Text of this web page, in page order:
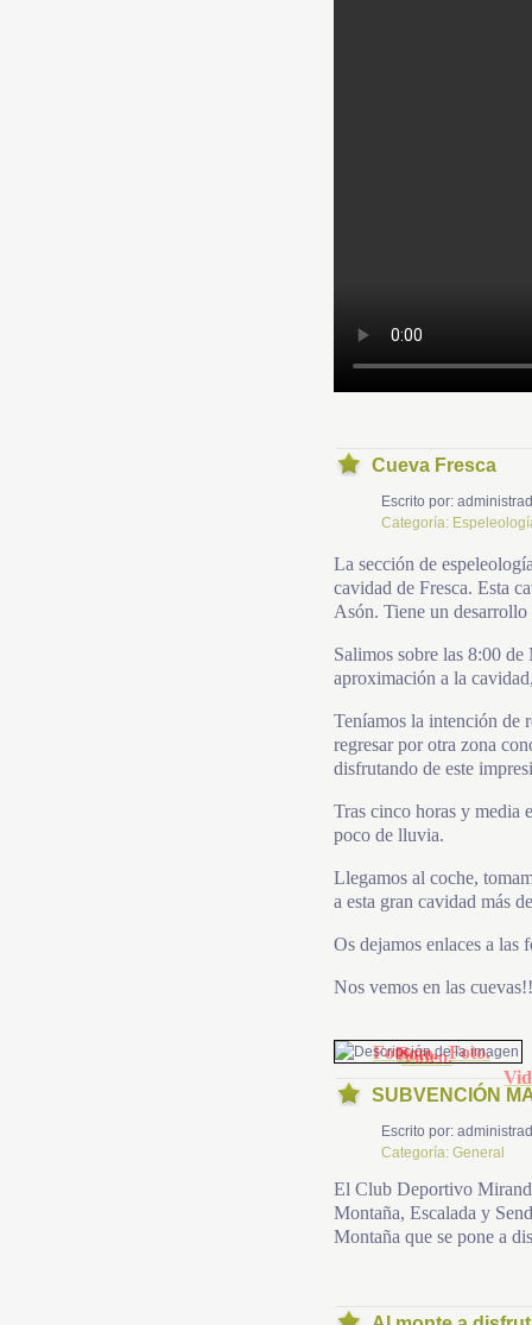
Cueva Fresca
Escrito por:
Categoría:
La sección de
cavidad de Fresca. Esta
Asón. Tiene un
Salimos sobre las 8:00
aproximación a la
Teníamos la intención de
regresar por otra zona
disfrutando de este
Tras cinco horas y media
poco de lluvia.
Llegamos al coche,
a esta gran cavidad más
Os dejamos enlaces a las
Nos vemos en las
Video.
Foto.Foto. Foto.
SUBVENCIÓN
Escrito por:
Categoría: General
El Club Deportivo
Montaña, Escalada y
Montaña que se pone a